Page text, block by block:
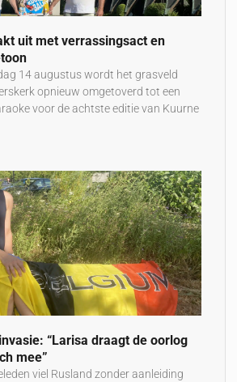
uit met verrassingsact en
14 augustus wordt het grasveld
opnieuw omgetoverd tot een
voor de achtste editie van Kuurne
“Larisa draagt de oorlog
mee”
viel Rusland zonder aanleiding